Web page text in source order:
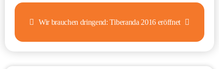
Beitragsnavigation
Wir brauchen dringend: Tiberanda 2016 eröffnet